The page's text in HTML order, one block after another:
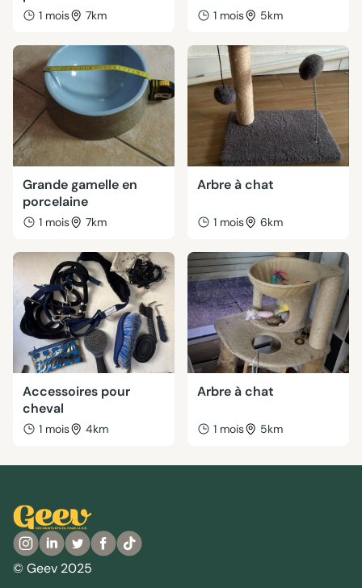
1 mois 7km 1 mois 5km
Grande gamelle en
porcelaine
1 mois 7km
Arbre à chat
1 mois 6km
Accessoires pour
cheval
1 mois 4km
Arbre à chat
1 mois 5km
© Geev 2025